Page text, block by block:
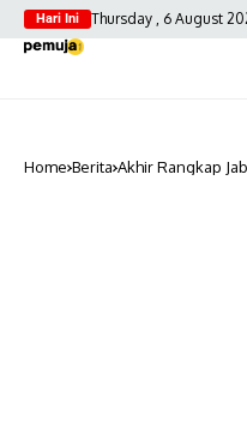
Hari Ini Thursday , 6 August
Home Berita Akhir Rangkap